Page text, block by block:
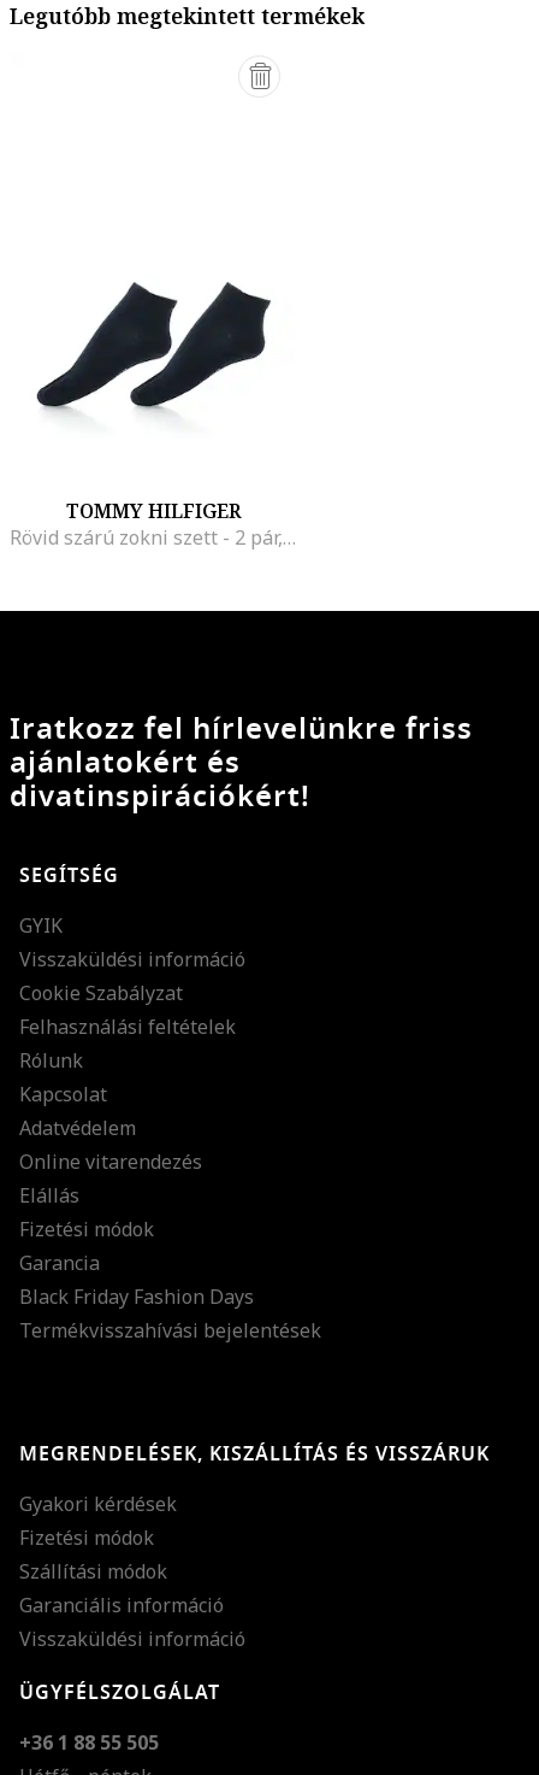
Legutóbb megtekintett termékek
TOMMY HILFIGER
Rövid szárú zokni szett - 2 pár, Tengerészkék
Iratkozz fel hírlevelünkre friss
ajánlatokért és
divatinspirációkért!
SEGÍTSÉG
GYIK
Visszaküldési információ
Cookie Szabályzat
Felhasználási feltételek
Rólunk
Kapcsolat
Adatvédelem
Online vitarendezés
Elállás
Fizetési módok
Garancia
Black Friday Fashion Days
Termékvisszahívási bejelentések
MEGRENDELÉSEK, KISZÁLLÍTÁS ÉS VISSZÁRUK
Gyakori kérdések
Fizetési módok
Szállítási módok
Garanciális információ
Visszaküldési információ
ÜGYFÉLSZOLGÁLAT
+36 1 88 55 505